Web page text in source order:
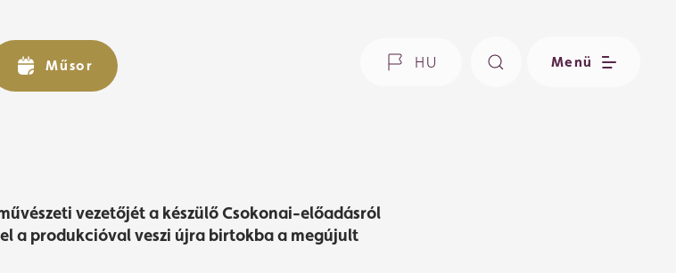
HU Menü
Műsor
Műsor
tér haza Csokonai
Teátrumba
vezetőjét a készülő Csokonai-előadásról
a produkcióval veszi újra birtokba a megújult